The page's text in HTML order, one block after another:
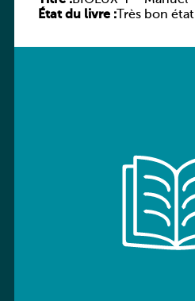
État du livre :Très bon état